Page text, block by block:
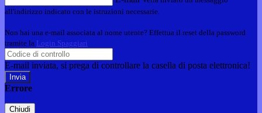
all'indirizzo indicato con le istruzioni necessarie.
Non hai una e-mail associata al nome utente? Effettua il reset della password
tramite la Login Spaggiari
E-mail inviata, si prega di controllare la casella di posta elettronica!
Errore
Chiudi